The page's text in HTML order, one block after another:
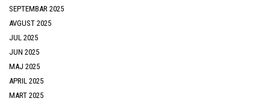
SEPTEMBAR 2025
AVGUST 2025
JUL 2025
JUN 2025
MAJ 2025
APRIL 2025
MART 2025